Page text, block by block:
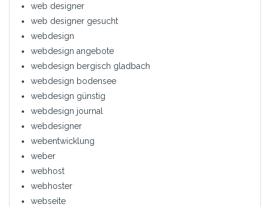
web designer
web designer gesucht
webdesign
webdesign angebote
webdesign bergisch gladbach
webdesign bodensee
webdesign günstig
webdesign journal
webdesigner
webentwicklung
weber
webhost
webhoster
webseite